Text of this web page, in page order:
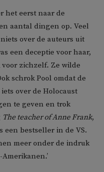
het eerst naar de
aantal dingen op. Veel
over de auteurs uit
een deceptie voor haar,
zichzelf. Ze wilde
schrok Pool omdat de
over de Holocaust
te geven en trok
The teacher of Anne Frank,
een bestseller in de VS.
meer onder de indruk